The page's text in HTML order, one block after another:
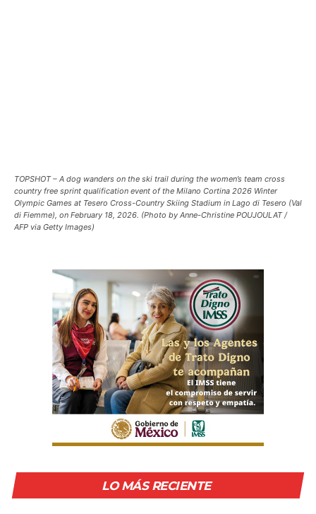
TOPSHOT – A dog wanders on the ski trail during the women’s team cross
country free sprint qualification event of the Milano Cortina 2026 Winter
Olympic Games at Tesero Cross-Country Skiing Stadium in Lago di Tesero (Val
di Fiemme), on February 18, 2026. (Photo by Anne-Christine POUJOULAT /
AFP via Getty Images)
LO MÁS RECIENTE